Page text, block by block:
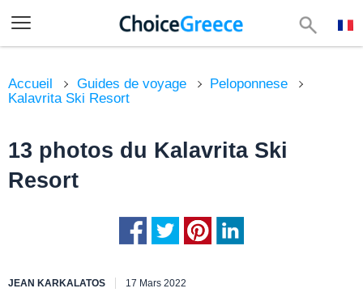
Accueil Guides de voyage
Peloponnese
Kalavrita Ski Resort
13 photos du Kalavrita Ski
Resort
JEAN KARKALATOS 17 Mars 2022